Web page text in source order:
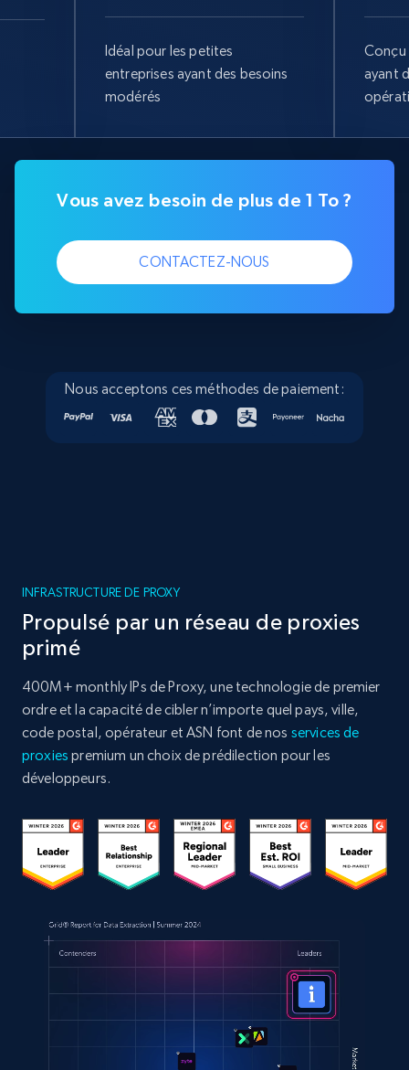
Idéal pour les petites
entreprises ayant des besoins
modérés
Conçu
ayant
Vous avez besoin de plus de 1 To ?
CONTACTEZ-NOUS
Nous acceptons ces méthodes de paiement:
INFRASTRUCTURE DE PROXY
Propulsé par un réseau de proxies
primé
400M+ monthly IPs de Proxy, une technologie de premier
ordre et la capacité de cibler n’importe quel pays, ville,
code postal, opérateur et ASN font de nos services de
proxies premium un choix de prédilection pour les
développeurs.